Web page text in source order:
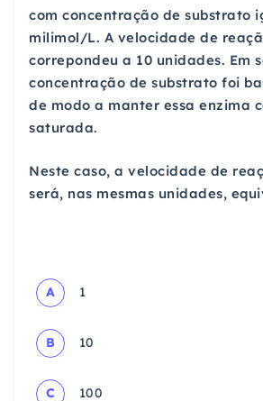
com concentração de substrato
milimol/L. A velocidade de
correpondeu a 10 unidades. Em
concentração de substrato foi
de modo a manter essa enzima
saturada.
Neste caso, a velocidade de
será, nas mesmas unidades,
A 1
B 10
C 100